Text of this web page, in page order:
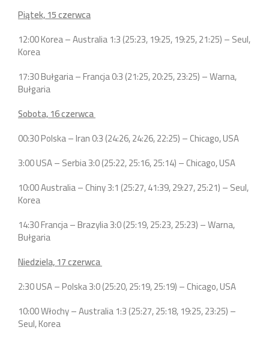
Piątek, 15 czerwca
12:00 Korea – Australia 1:3 (25:23, 19:25, 19:25, 21:25) – Seul,
Korea
17:30 Bułgaria – Francja 0:3 (21:25, 20:25, 23:25) – Warna,
Bułgaria
Sobota, 16 czerwca
00:30 Polska – Iran 0:3 (24:26, 24:26, 22:25) – Chicago, USA
3:00 USA – Serbia 3:0 (25:22, 25:16, 25:14) – Chicago, USA
10:00 Australia – Chiny 3:1 (25:27, 41:39, 29:27, 25:21) – Seul,
Korea
14:30 Francja – Brazylia 3:0 (25:19, 25:23, 25:23) – Warna,
Bułgaria
Niedziela, 17 czerwca
2:30 USA – Polska 3:0 (25:20, 25:19, 25:19) – Chicago, USA
10:00 Włochy – Australia 1:3 (25:27, 25:18, 19:25, 23:25) –
Seul, Korea